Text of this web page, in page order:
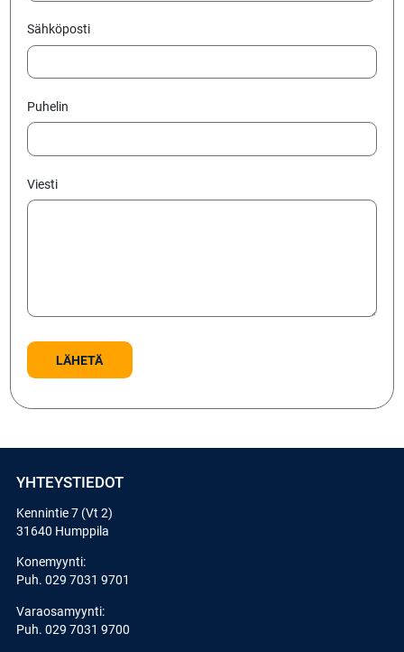
Sähköposti
Puhelin
Viesti
YHTEYSTIEDOT
Kennintie 7 (Vt 2)
31640 Humppila
Konemyynti:
Puh. 029 7031 9701
Varaosamyynti:
Puh. 029 7031 9700